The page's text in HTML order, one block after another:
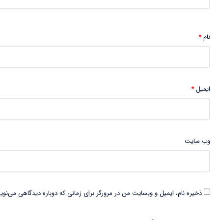
نام*
ایمیل*
وب‌ سایت
ذخیره نام، ایمیل و وبسایت من در مرورگر برای زمانی که دوباره دیدگاهی